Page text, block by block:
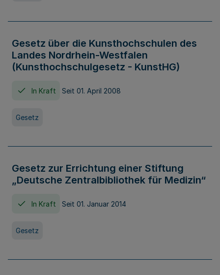
Gesetz über die Kunsthochschulen des
Landes Nordrhein-Westfalen
(Kunsthochschulgesetz - KunstHG)
In Kraft Seit 01. April 2008
Gesetz
Gesetz zur Errichtung einer Stiftung
„Deutsche Zentralbibliothek für Medizin“
In Kraft Seit 01. Januar 2014
Gesetz